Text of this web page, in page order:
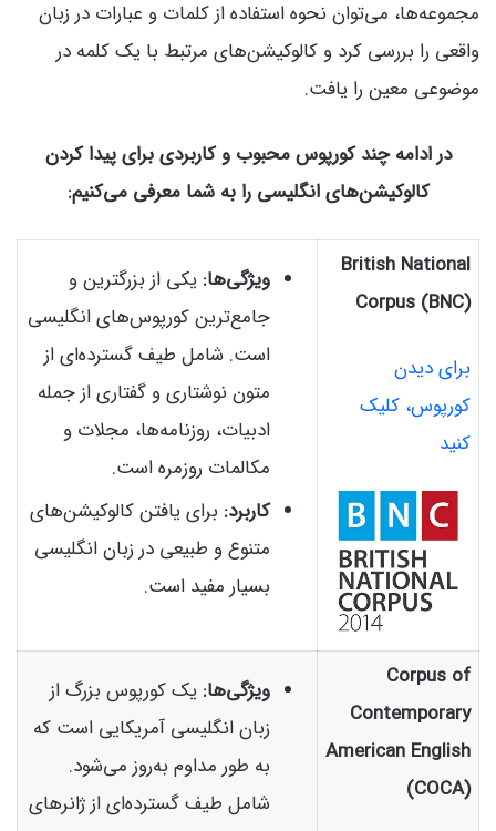
مجموعه‌ها، می‌توان نحوه استفاده از کلمات و عبارات در زبان
واقعی را بررسی کرد و کالوکیشن‌های مرتبط با یک کلمه در
موضوعی معین را یافت.
در ادامه چند کورپوس محبوب و کاربردی برای پیدا کردن
کالوکیشن‌های انگلیسی را به شما معرفی می‌کنیم:
British National
Corpus (BNC)
برای دیدن
کورپوس، کلیک
کنید
ویژگی‌ها: یکی از بزرگترین و
جامع‌ترین کورپوس‌های انگلیسی
است. شامل طیف گسترده‌ای از
متون نوشتاری و گفتاری از جمله
ادبیات، روزنامه‌ها، مجلات و
مکالمات روزمره است.
کاربرد: برای یافتن کالوکیشن‌های
متنوع و طبیعی در زبان انگلیسی
بسیار مفید است.
Corpus of
Contemporary
American English
(COCA)
ویژگی‌ها: یک کورپوس بزرگ از
زبان انگلیسی آمریکایی است که
به طور مداوم به‌روز می‌شود.
شامل طیف گسترده‌ای از ژانرهای